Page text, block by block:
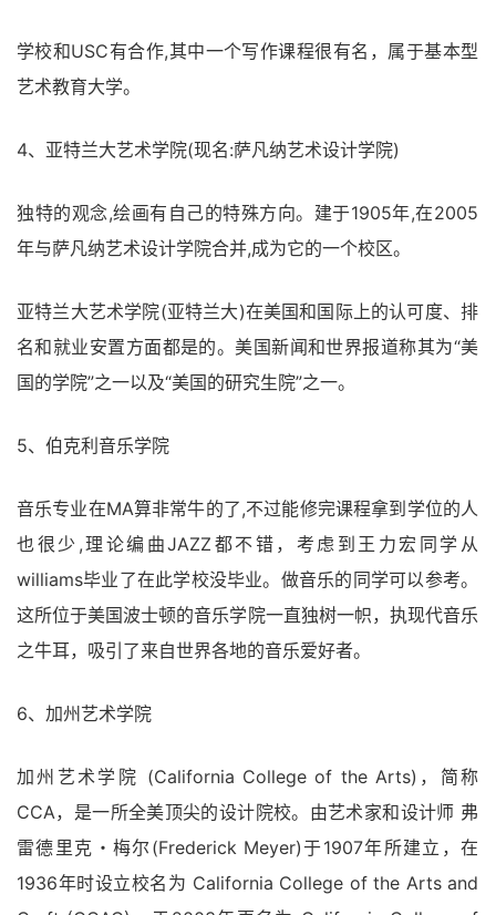
学校和USC有合作,其中一个写作课程很有名，属于基本型
艺术教育大学。
4、亚特兰大艺术学院(现名:萨凡纳艺术设计学院)
独特的观念,绘画有自己的特殊方向。建于1905年,在2005
年与萨凡纳艺术设计学院合并,成为它的一个校区。
亚特兰大艺术学院(亚特兰大)在美国和国际上的认可度、排
名和就业安置方面都是的。美国新闻和世界报道称其为“美
国的学院”之一以及“美国的研究生院”之一。
5、伯克利音乐学院
音乐专业在MA算非常牛的了,不过能修完课程拿到学位的人
也很少,理论编曲JAZZ都不错，考虑到王力宏同学从
williams毕业了在此学校没毕业。做音乐的同学可以参考。
这所位于美国波士顿的音乐学院一直独树一帜，执现代音乐
之牛耳，吸引了来自世界各地的音乐爱好者。
6、加州艺术学院
加州艺术学院 (California College of the Arts)，简称
CCA，是一所全美顶尖的设计院校。由艺术家和设计师 弗
雷德里克・梅尔(Frederick Meyer)于1907年所建立，在
1936年时设立校名为 California College of the Arts and